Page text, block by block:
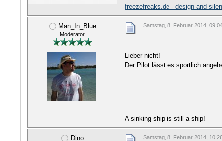
freezefreaks.de - design and
Man_In_Blue
Moderator
Samstag, 8. Februar 2014, 09:04
Lieber nicht!
Der Pilot lässt es sportlich
A sinking ship is still a ship!
Dino Samstag, 8. Februar 2014, 10:26